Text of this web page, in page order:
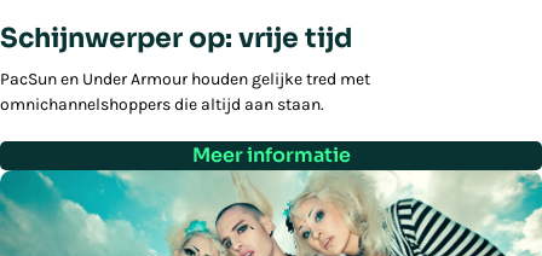
Schijnwerper op: vrije tijd
PacSun en Under Armour houden gelijke tred met
omnichannelshoppers die altijd aan staan.
Meer informatie